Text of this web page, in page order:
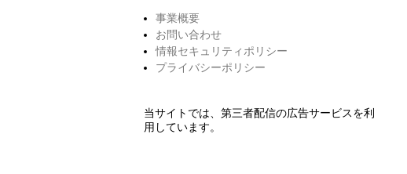
事業概要
お問い合わせ
情報セキュリティポリシー
プライバシーポリシー
当サイトでは、第三者配信の広告サービスを利
用しています。